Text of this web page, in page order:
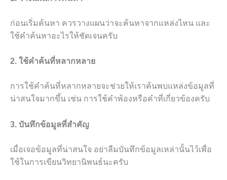
ก่อนเริ่มค้นหา ควรวางแผนว่าจะค้นหาจากแหล่งไหน และ
ใช้คำค้นหาอะไรให้ชัดเจนครับ
2. ใช้คำค้นที่หลากหลาย
การใช้คำค้นที่หลากหลายจะช่วยให้เราค้นพบแหล่งข้อมูลที่
น่าสนใจมากขึ้น เช่น การใช้คำพ้องหรือคำที่เกี่ยวข้องครับ
3. บันทึกข้อมูลที่สำคัญ
เมื่อเจอข้อมูลที่น่าสนใจ อย่าลืมบันทึกข้อมูลเหล่านั้นไว้เพื่อ
ใช้ในการเขียนวิทยานิพนธ์นะครับ